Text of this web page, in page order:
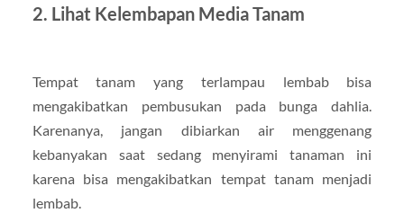
2. Lihat Kelembapan Media Tanam
Tempat tanam yang terlampau lembab bisa
mengakibatkan pembusukan pada bunga dahlia.
Karenanya, jangan dibiarkan air menggenang
kebanyakan saat sedang menyirami tanaman ini
karena bisa mengakibatkan tempat tanam menjadi
lembab.